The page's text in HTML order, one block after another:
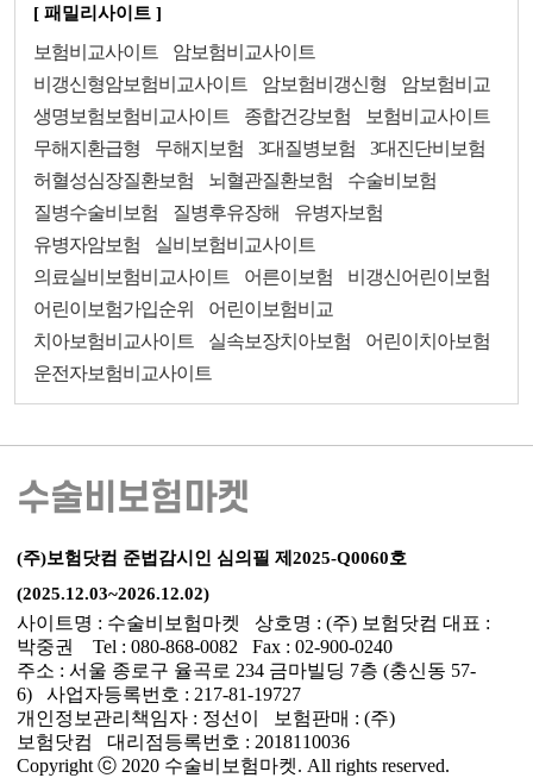
[ 패밀리사이트 ]
보험비교사이트
암보험비교사이트
비갱신형암보험비교사이트
암보험비갱신형
암보험비교
생명보험보험비교사이트
종합건강보험
보험비교사이트
무해지환급형
무해지보험 3대질병보험
3대진단비보험
허혈성심장질환보험
뇌혈관질환보험
수술비보험
질병수술비보험
질병후유장해
유병자보험
유병자암보험
실비보험비교사이트
의료실비보험비교사이트
어른이보험
비갱신어린이보험
어린이보험가입순위
어린이보험비교
치아보험비교사이트
실속보장치아보험
어린이치아보험
운전자보험비교사이트
수술비보험마켓
(주)보험닷컴 준법감시인 심의필 제2025-Q0060호
(2025.12.03~2026.12.02)
사이트명 : 수술비보험마켓 상호명 : (주) 보험닷컴 대표 :
박중권 Tel : 080-868-0082 Fax : 02-900-0240
주소 : 서울 종로구 율곡로 234 금마빌딩 7층 (충신동 57-
6) 사업자등록번호 : 217-81-19727
개인정보관리책임자 : 정선이 보험판매 : (주)
보험닷컴 대리점등록번호 : 2018110036
Copyright ⓒ 2020 수술비보험마켓. All rights reserved.